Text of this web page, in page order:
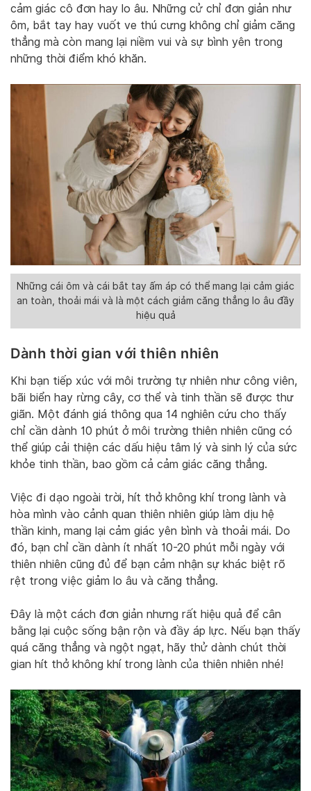
cảm giác cô đơn hay lo âu. Những cử chỉ đơn giản như
ôm, bắt tay hay vuốt ve thú cưng không chỉ giảm căng
thẳng mà còn mang lại niềm vui và sự bình yên trong
những thời điểm khó khăn.
Những cái ôm và cái bắt tay ấm áp có thể mang lại cảm giác
an toàn, thoải mái và là một cách giảm căng thẳng lo âu đầy
hiệu quả
Dành thời gian với thiên nhiên
Khi bạn tiếp xúc với môi trường tự nhiên như công viên,
bãi biển hay rừng cây, cơ thể và tinh thần sẽ được thư
giãn. Một đánh giá thông qua 14 nghiên cứu cho thấy
chỉ cần dành 10 phút ở môi trường thiên nhiên cũng có
thể giúp cải thiện các dấu hiệu tâm lý và sinh lý của sức
khỏe tinh thần, bao gồm cả cảm giác căng thẳng.
Việc đi dạo ngoài trời, hít thở không khí trong lành và
hòa mình vào cảnh quan thiên nhiên giúp làm dịu hệ
thần kinh, mang lại cảm giác yên bình và thoải mái. Do
đó, bạn chỉ cần dành ít nhất 10-20 phút mỗi ngày với
thiên nhiên cũng đủ để bạn cảm nhận sự khác biệt rõ
rệt trong việc giảm lo âu và căng thẳng.
Đây là một cách đơn giản nhưng rất hiệu quả để cân
bằng lại cuộc sống bận rộn và đầy áp lực. Nếu bạn thấy
quá căng thẳng và ngột ngạt, hãy thử dành chút thời
gian hít thở không khí trong lành của thiên nhiên nhé!